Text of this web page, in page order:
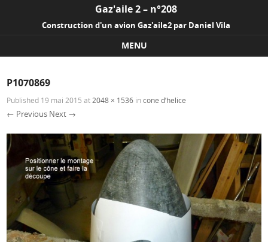
Gaz'aile 2 – n°208
Construction d'un avion Gaz'aile2 par Daniel Vila
MENU
P1070869
Published 19 mai 2015 at 2048 × 1536 incone d’helice
← Previous Next →